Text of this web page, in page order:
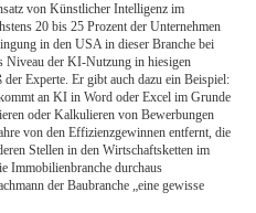
von Künstlicher Intelligenz im
20 bis 25 Prozent der Unternehmen
in den USA in dieser Branche bei
Niveau der KI-Nutzung in hiesigen
Experte. Er gibt auch dazu ein Beispiel:
an KI in Word oder Excel im Grunde
oder Kalkulieren von Bewerbungen
von den Effizienzgewinnen entfernt, die
Stellen in den Wirtschaftsketten im
Immobilienbranche durch­aus
der Baubranche „eine gewisse